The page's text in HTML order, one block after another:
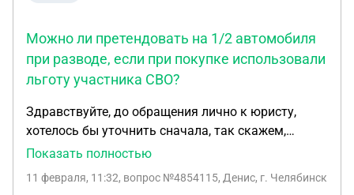
Можно ли претендовать на 1/2 автомобиля
при разводе, если при покупке использовали
льготу участника СВО?
Здравствуйте, до обращения лично к юристу,
хотелось бы уточнить сначала, так скажем,
поверхностно, я в браке уже почти год, отношения
машину, составила брачный договор, где
Показать полностью
11 февраля, 11:32, вопрос №4854115, Денис, г. Челябинск